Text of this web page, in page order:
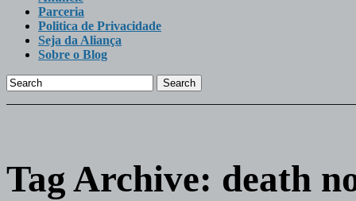
Parceria
Politica de Privacidade
Seja da Aliança
Sobre o Blog
Search
Tag Archive: death